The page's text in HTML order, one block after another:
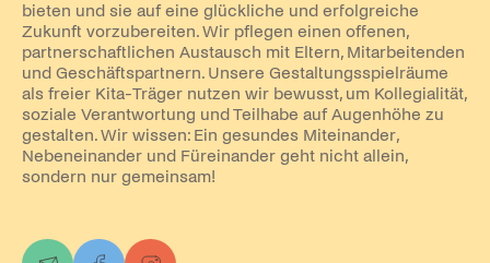
bieten und sie auf eine glückliche und erfolgreiche
Zukunft vorzubereiten. Wir pflegen einen offenen,
partnerschaftlichen Austausch mit Eltern, Mitarbeitenden
und Geschäftspartnern. Unsere Gestaltungsspielräume
als freier Kita-Träger nutzen wir bewusst, um Kollegialität,
soziale Verantwortung und Teilhabe auf Augenhöhe zu
gestalten. Wir wissen: Ein gesundes Miteinander,
Nebeneinander und Füreinander geht nicht allein,
sondern nur gemeinsam!